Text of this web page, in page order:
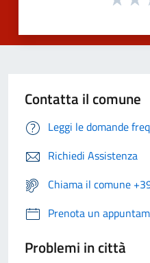
Contatta il comune
Leggi le domande
Richiedi Assistenza
Chiama il comune
Prenota un
Problemi in città